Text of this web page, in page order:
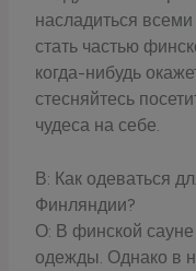
насладиться
стать частью
когда-нибудь
стесняйтесь
чудеса на себе.
В: Как одеваться
Финляндии?
О: В финской
одежды. Однако в